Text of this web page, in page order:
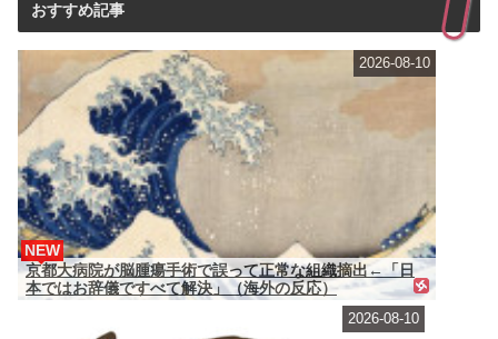
おすすめ記事
京都大病院が脳腫瘍手術で誤って正常な組織摘出←「日
本ではお辞儀ですべて解決」（海外の反応）
NEW
2026-08-10
2026-08-10